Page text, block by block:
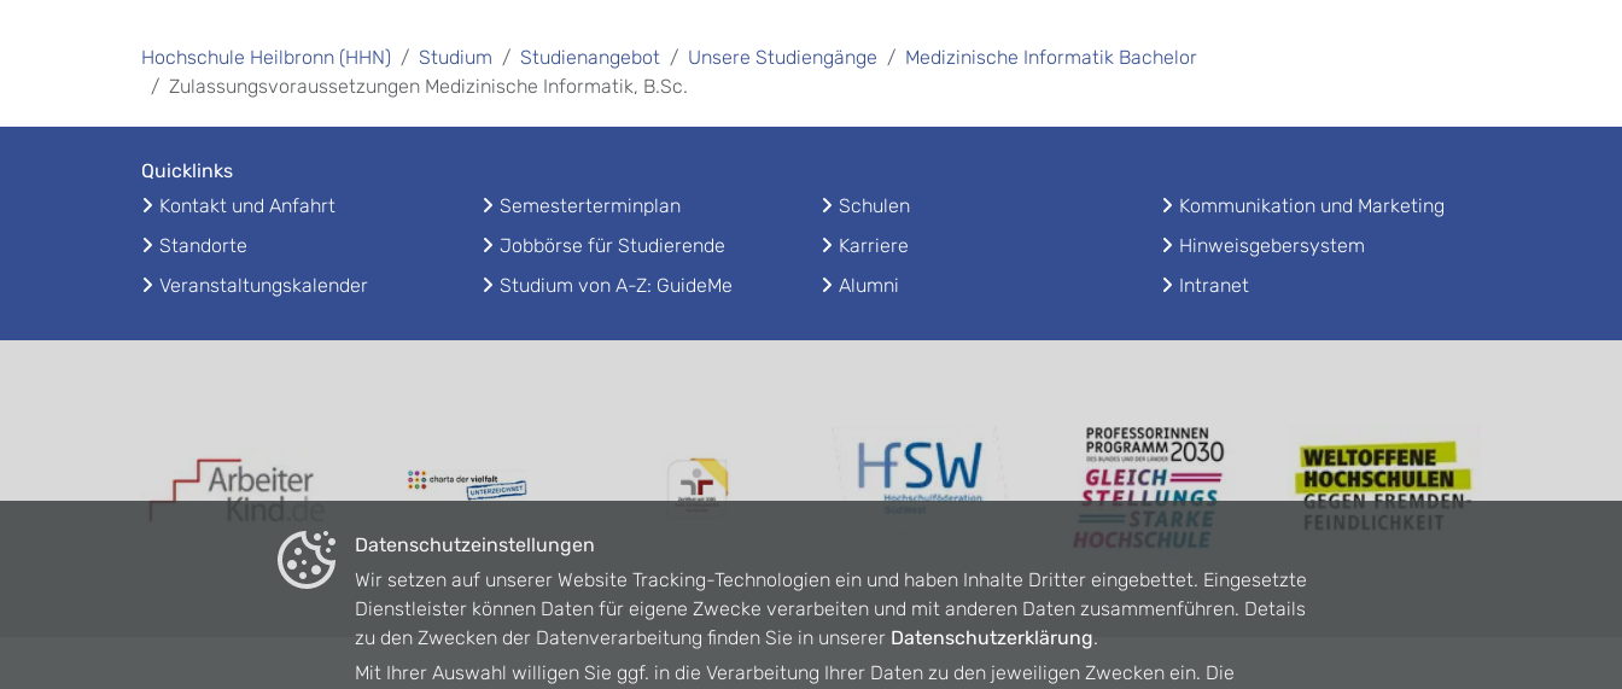
Hochschule Heilbronn (HHN) Studium Studienangebot Unsere Studiengänge
Medizinische Informatik Bachelor
Zulassungsvoraussetzungen Medizinische Informatik, B.Sc.
Quicklinks
Kontakt und Anfahrt
Standorte
Veranstaltungskalender
Semesterterminplan
Jobbörse für Studierende
Studium von A-Z: GuideMe
Schulen
Karriere
Alumni
Kommunikation und Marketing
Hinweisgebersystem
Intranet
Datenschutzeinstellungen
Wir setzen auf unserer Website Tracking-Technologien ein und haben Inhalte Dritter eingebettet. Eingesetzte
Dienstleister können Daten für eigene Zwecke verarbeiten und mit anderen Daten zusammenführen. Details
zu den Zwecken der Datenverarbeitung finden Sie in unserer Datenschutzerklärung.
Mit Ihrer Auswahl willigen Sie ggf. in die Verarbeitung Ihrer Daten zu den jeweiligen Zwecken ein. Die